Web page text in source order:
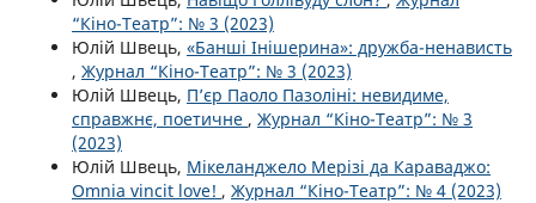
“Кіно-Театр”: № 3 (2023)
Юлій Швець, «Банші Інішерина»: дружба-ненависть
, Журнал “Кіно-Театр”: № 3 (2023)
Юлій Швець, П’єр Паоло Пазоліні: невидиме,
справжнє, поетичне , Журнал “Кіно-Театр”: № 3
(2023)
Юлій Швець, Мікеланджело Мерізі да Караваджо:
Omnia vincit love! , Журнал “Кіно-Театр”: № 4 (2023)